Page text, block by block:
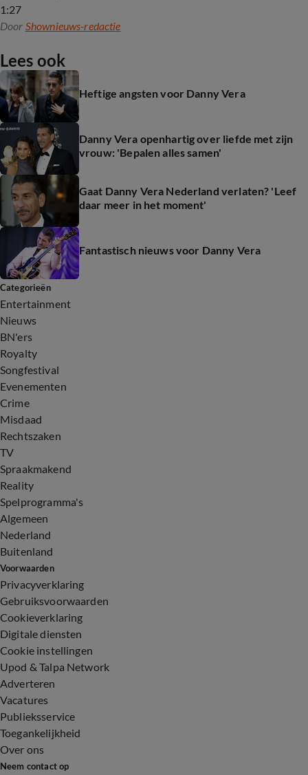
1:27
Door Shownieuws-redactie
Lees ook
Heftige angsten voor Danny Vera
Danny Vera openhartig over liefde met zijn
vrouw: 'Bepalen alles samen'
Gaat Danny Vera Nederland verlaten? 'Leef
daar meer in het moment'
Fantastisch nieuws voor Danny Vera
Categorieën
Entertainment
Nieuws
BN'ers
Royalty
Songfestival
Evenementen
Crime
Misdaad
Rechtszaken
TV
Spraakmakend
Reality
Spelprogramma's
Algemeen
Nederland
Buitenland
Voorwaarden
Privacyverklaring
Gebruiksvoorwaarden
Cookieverklaring
Digitale diensten
Cookie instellingen
Upod & Talpa Network
Adverteren
Vacatures
Publieksservice
Toegankelijkheid
Over ons
Neem contact op